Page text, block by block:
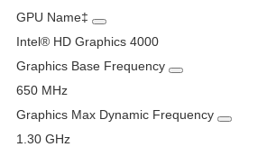
GPU Name‡
Intel® HD Graphics 4000
Graphics Base Frequency
650 MHz
Graphics Max Dynamic Frequency
1.30 GHz